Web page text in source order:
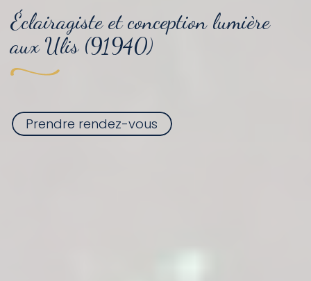
Éclairagiste et conception lumière
aux Ulis (91940)
Prendre rendez-vous